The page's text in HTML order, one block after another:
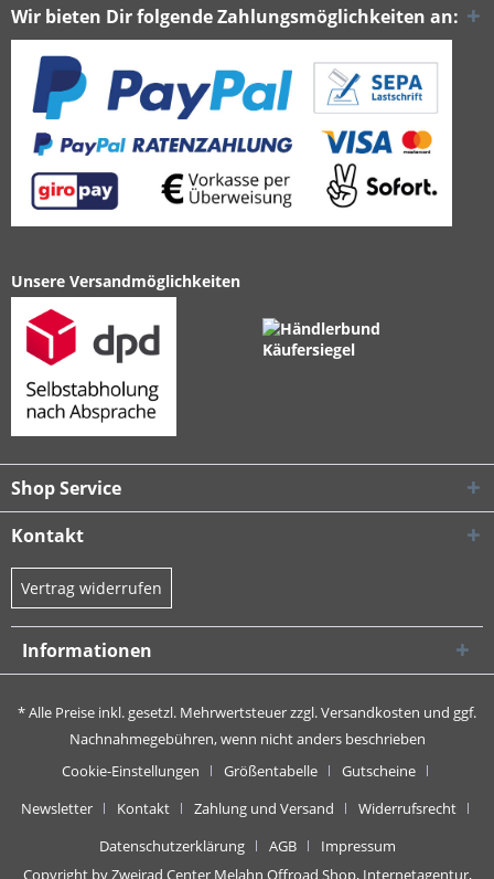
Wir bieten Dir folgende Zahlungsmöglichkeiten an:
Unsere Versandmöglichkeiten
Shop Service
Kontakt
Vertrag widerrufen
Informationen
* Alle Preise inkl. gesetzl. Mehrwertsteuer zzgl.Versandkosten und ggf.
Nachnahmegebühren, wenn nicht anders beschrieben
Cookie-Einstellungen
Größentabelle
Gutscheine
Newsletter
Kontakt Zahlung und Versand
Widerrufsrecht
Datenschutzerklärung
AGB
Impressum
Copyright by Zweirad Center Melahn Offroad Shop, Internetagentur,